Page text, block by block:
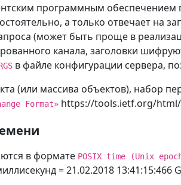
программным обеспечением
а только отвечает на
(может быть проще в
канала, заголовки
в файле конфигурации сервера,
(или массива объектов), набор
Format» https://tools.ietf.org/
в формате POSIX time (Unix
= 21.02.2018 13:41:15:466